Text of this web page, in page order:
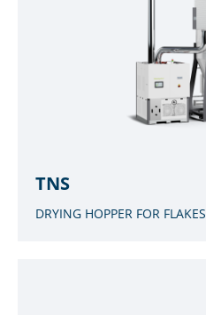
TNS
DRYING HOPPER FOR FLAKES